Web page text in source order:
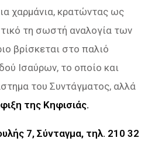
χαρμάνια, κρατώντας ως
τη σωστή αναλογία των
βρίσκεται στο παλιό
Ισαύρων, το οποίο και
του Συντάγματος, αλλά
της Κηφισιάς.
7, Σύνταγμα, τηλ. 210 32